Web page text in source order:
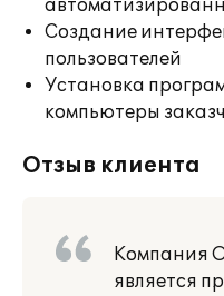
Создание
пользователей
Установка
компьютеры
Отзыв клиента
Компания
является